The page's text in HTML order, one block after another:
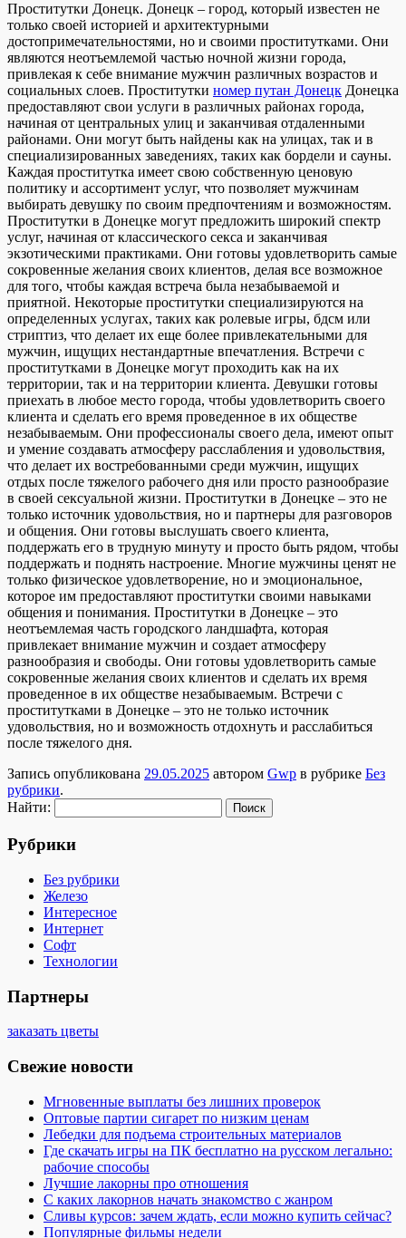
Прoститутки Дoнeцк. Дoнeцк – город, который известен не
только своей историей и архитектурными
достопримечательностями, но и своими проститутками. Они
являются неотъемлемой частью ночной жизни города,
привлекая к себе внимание мужчин различных возрастов и
социальных слоев. Проститутки номер путан Донецк Донецка
предоставляют свои услуги в различных районах города,
начиная от центральных улиц и заканчивая отдаленными
районами. Они могут быть найдены как на улицах, так и в
специализированных заведениях, таких как бордели и сауны.
Каждая проститутка имеет свою собственную ценовую
политику и ассортимент услуг, что позволяет мужчинам
выбирать девушку по своим предпочтениям и возможностям.
Проститутки в Донецке могут предложить широкий спектр
услуг, начиная от классического секса и заканчивая
экзотическими практиками. Они готовы удовлетворить самые
сокровенные желания своих клиентов, делая все возможное
для того, чтобы каждая встреча была незабываемой и
приятной. Некоторые проститутки специализируются на
определенных услугах, таких как ролевые игры, бдсм или
стриптиз, что делает их еще более привлекательными для
мужчин, ищущих нестандартные впечатления. Встречи с
проститутками в Донецке могут проходить как на их
территории, так и на территории клиента. Девушки готовы
приехать в любое место города, чтобы удовлетворить своего
клиента и сделать его время проведенное в их обществе
незабываемым. Они профессионалы своего дела, имеют опыт
и умение создавать атмосферу расслабления и удовольствия,
что делает их востребованными среди мужчин, ищущих
отдых после тяжелого рабочего дня или просто разнообразие
в своей сексуальной жизни. Проститутки в Донецке – это не
только источник удовольствия, но и партнеры для разговоров
и общения. Они готовы выслушать своего клиента,
поддержать его в трудную минуту и просто быть рядом, чтобы
поддержать и поднять настроение. Многие мужчины ценят не
только физическое удовлетворение, но и эмоциональное,
которое им предоставляют проститутки своими навыками
общения и понимания. Проститутки в Донецке – это
неотъемлемая часть городского ландшафта, которая
привлекает внимание мужчин и создает атмосферу
разнообразия и свободы. Они готовы удовлетворить самые
сокровенные желания своих клиентов и сделать их время
проведенное в их обществе незабываемым. Встречи с
проститутками в Донецке – это не только источник
удовольствия, но и возможность отдохнуть и расслабиться
после тяжелого дня.
Запись опубликована 29.05.2025 автором Gwp в рубрике Без
рубрики.
Найти:
Рубрики
Без рубрики
Железо
Интересное
Интернет
Софт
Технологии
Партнеры
заказать цветы
Свежие новости
Мгновенные выплаты без лишних проверок
Оптовые партии сигарет по низким ценам
Лебедки для подъема строительных материалов
Где скачать игры на ПК бесплатно на русском легально:
рабочие способы
Лучшие лакорны про отношения
С каких лакорнов начать знакомство с жанром
Сливы курсов: зачем ждать, если можно купить сейчас?
Популярные фильмы недели